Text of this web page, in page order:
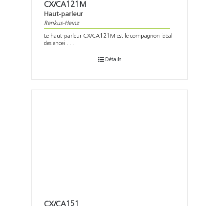
CX/CA121M
Haut-parleur
Renkus-Heinz
Le haut-parleur CX/CA121M est le compagnon idéal
des encei . . .
Détails